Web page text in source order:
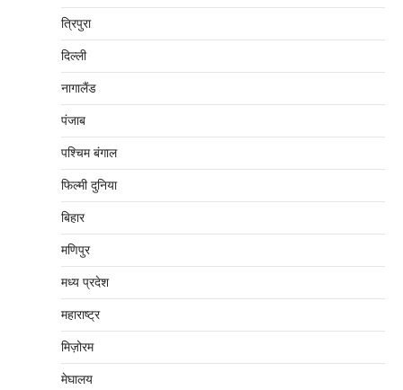
त्रिपुरा
दिल्‍ली
नागालैंड
पंजाब
पश्चिम बंगाल
फिल्मी दुनिया
बिहार
मणिपुर
मध्‍य प्रदेश
महाराष्‍ट्र
मिज़ोरम
मेघालय